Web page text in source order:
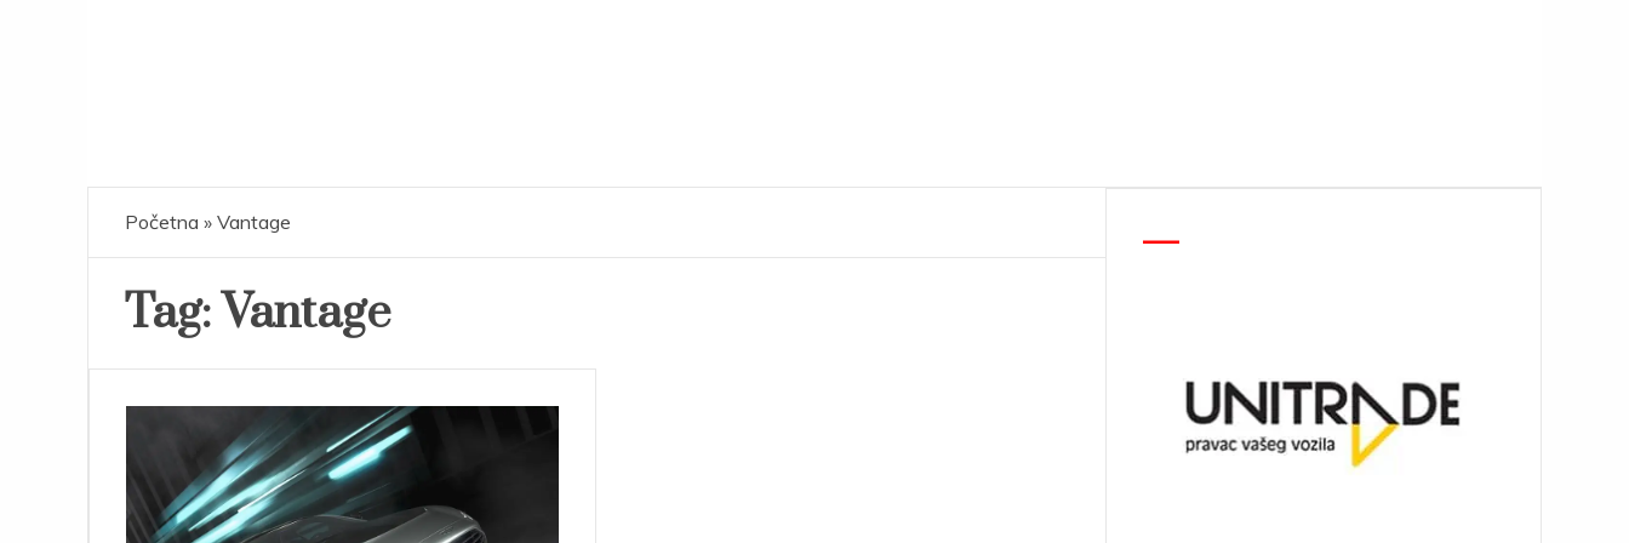
Početna » Vantage
Tag:Vantage